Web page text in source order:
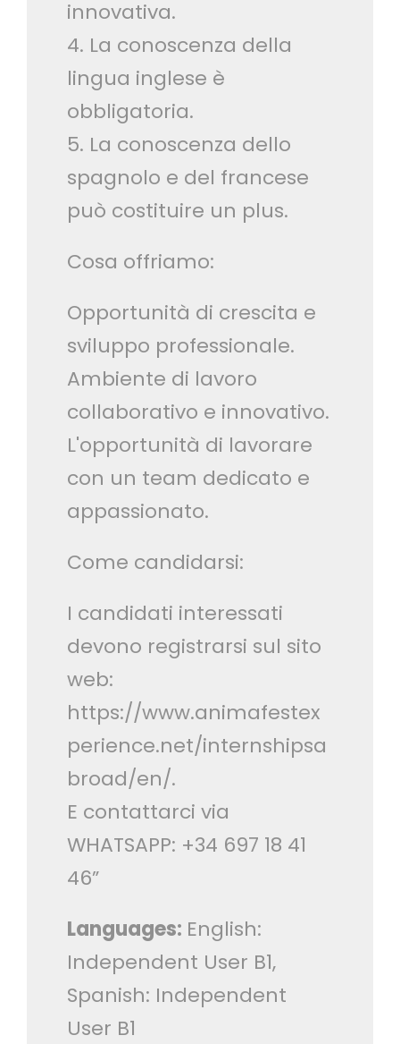
innovativa.
4. La conoscenza della
lingua inglese è
obbligatoria.
5. La conoscenza dello
spagnolo e del francese
può costituire un plus.
Cosa offriamo:
Opportunità di crescita e
sviluppo professionale.
Ambiente di lavoro
collaborativo e innovativo.
L'opportunità di lavorare
con un team dedicato e
appassionato.
Come candidarsi:
I candidati interessati
devono registrarsi sul sito
web:
https://www.animafestex
perience.net/internshipsa
broad/en/.
E contattarci via
WHATSAPP: +34 697 18 41
46”
Languages: English:
Independent User B1,
Spanish: Independent
User B1